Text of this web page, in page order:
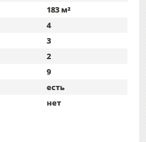
183 м²
4
3
2
9
есть
нет